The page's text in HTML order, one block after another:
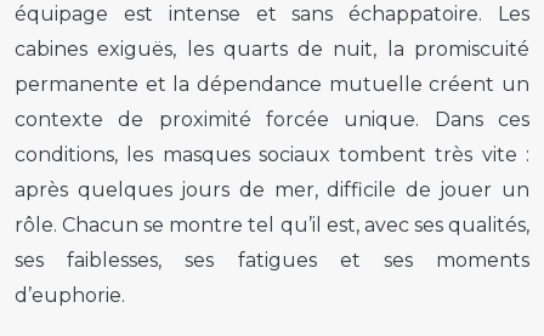
équipage est intense et sans échappatoire. Les
cabines exiguës, les quarts de nuit, la promiscuité
permanente et la dépendance mutuelle créent un
contexte de proximité forcée unique. Dans ces
conditions, les masques sociaux tombent très vite :
après quelques jours de mer, difficile de jouer un
rôle. Chacun se montre tel qu’il est, avec ses qualités,
ses faiblesses, ses fatigues et ses moments
d’euphorie.